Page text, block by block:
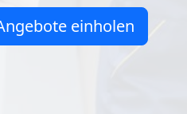
einholen